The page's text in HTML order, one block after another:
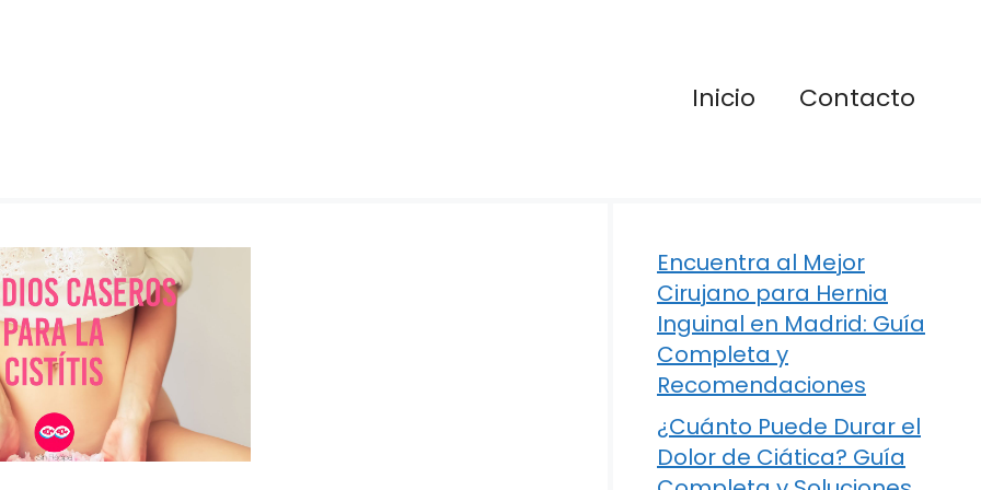
Inicio Contacto
Encuentra al Mejor
Cirujano para Hernia
Inguinal en Madrid: Guía
Completa y
Recomendaciones
¿Cuánto Puede Durar el
Dolor de Ciática? Guía